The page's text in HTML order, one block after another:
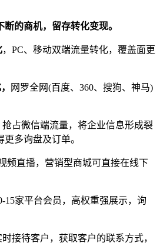
的商机，留存转化变现。
，PC、移动双端流量转化，覆盖面更
网罗全网(百度、360、搜狗、神马)
抢占微信端流量，将企业信息形成裂
多询盘及订单。
频直播，营销型商城可直接在线下
15家平台会员，高权重强展示，询
时接待客户，获取客户的联系方式，